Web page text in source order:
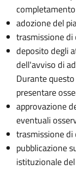
adozione del
trasmissione
deposito degli
dell'avviso di
Durante
presentare
approvazione
eventuali
trasmissione di
pubblicazione
istituzionale